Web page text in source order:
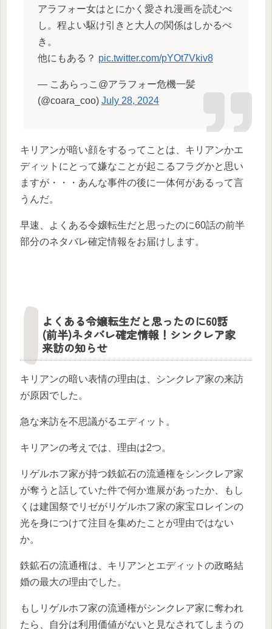
アラフォー女はとにかく愛され漫画を読むべ
し。程よい駆け引きと大人の関係はしかるべ
き。
他にもある？ pic.twitter.com/pYOt7Vkiv8
— こあらっこ@アラフォー危機一髪
(@coara_coo) July 28, 2024
キリアンが暗い顔をするってことは、キリアンかエ
ディットにとって嫌なことが起こるフラグかと思い
ますが・・・あんな事件の後に一体何があるって言
うんだ。
早速、よくある令嬢転生だと思ったのに60話の前半
部分のネタバレ確定情報をお届けします。
よくある令嬢転生だと思ったのに60話
(前半)ネタバレ確定情報！シンクレア家
来訪の知らせ
キリアンの暗い表情の理由は、シンクレア家の来訪
が原因でした。
急な来訪を不思議がるエディット。
キリアンの考えでは、理由は2つ。
リゲルホフ家が持つ鉄鉱石の流通権をシンクレア家
が奪うと話していた件で何か進展があったか、もし
くは建国祭でリゼがリゲルホフ家の家宝ロレインの
光を身につけて注目を集めたことが理由ではない
か。
鉄鉱石の流通権は、キリアンとエディットの政略結
婚の最大の理由でした。
もしリゲルホフ家の流通権がシンクレア家に奪われ
たら、自分は利用価値がないと見なされてしまうの